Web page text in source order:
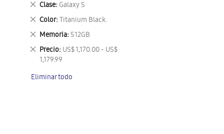
Clase Galaxy S
Eliminar
este
artículo
Color Titanium Black.
Eliminar
este
artículo
Memoria 512GB
Eliminar
este
artículo
Precio US$ 1,170.00 - US$
1,179.99
Eliminar
este
Eliminar todo